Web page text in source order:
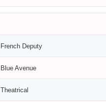
French Deputy
Blue Avenue
Theatrical